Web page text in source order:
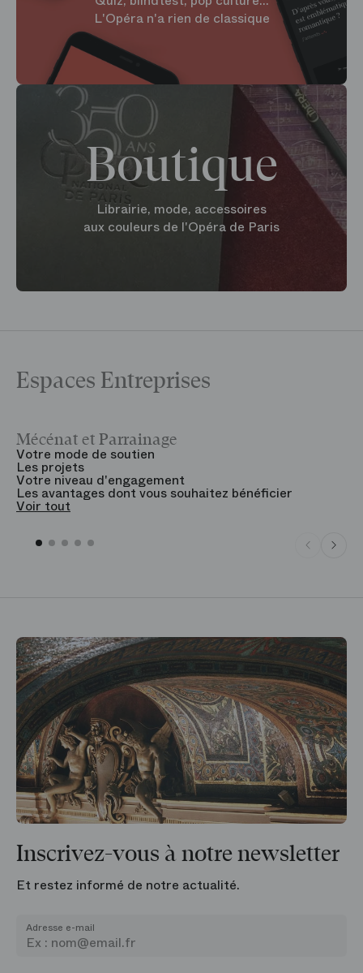
L'Opéra n'a rien de classique
Boutique
Librairie, mode, accessoires
aux couleurs de l'Opéra de Paris
Espaces Entreprises
Mécénat et Parrainage
Votre mode de soutien
Les projets
Votre niveau d'engagement
Les avantages dont vous souhaitez bénéficier
Voir tout
Inscrivez-vous à notre newsletter
Et restez informé de notre actualité.
Adresse e-mail